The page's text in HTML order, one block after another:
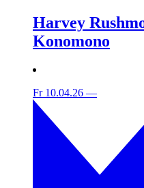
Harvey
Konomono
Fr 10.04.26 —